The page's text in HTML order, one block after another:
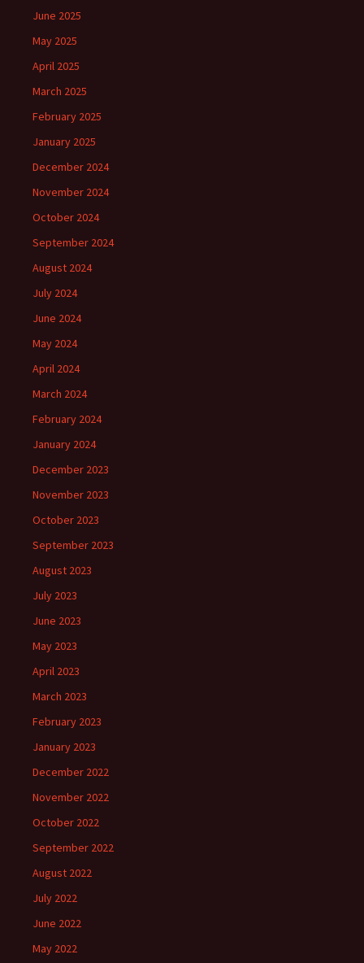
June 2025
May 2025
April 2025
March 2025
February 2025
January 2025
December 2024
November 2024
October 2024
September 2024
August 2024
July 2024
June 2024
May 2024
April 2024
March 2024
February 2024
January 2024
December 2023
November 2023
October 2023
September 2023
August 2023
July 2023
June 2023
May 2023
April 2023
March 2023
February 2023
January 2023
December 2022
November 2022
October 2022
September 2022
August 2022
July 2022
June 2022
May 2022